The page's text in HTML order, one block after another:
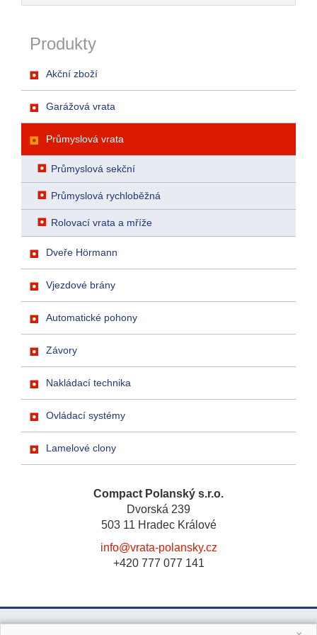
Produkty
Akční zboží
Garážová vrata
Průmyslová vrata
Průmyslová sekční
Průmyslová rychloběžná
Rolovací vrata a mříže
Dveře Hörmann
Vjezdové brány
Automatické pohony
Závory
Nakládací technika
Ovládací systémy
Lamelové clony
Compact Polanský s.r.o.
Dvorská 239
503 11 Hradec Králové
info@vrata-polansky.cz
+420 777 077 141